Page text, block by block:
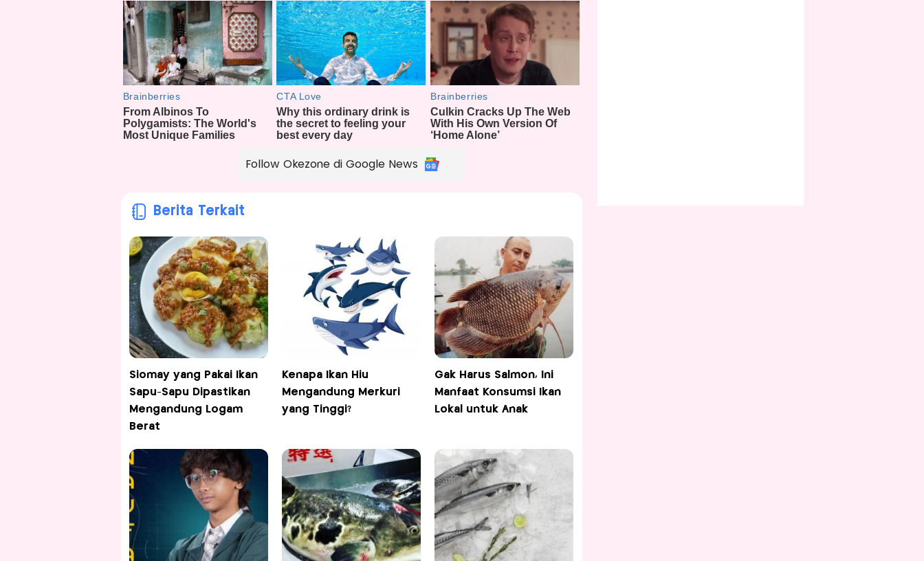
Follow Okezone di Google News
Berita Terkait
Siomay yang Pakai Ikan
Sapu-Sapu Dipastikan
Mengandung Logam
Berat
Kenapa Ikan Hiu
Mengandung Merkuri
yang Tinggi?
Gak Harus Salmon, Ini
Manfaat Konsumsi Ikan
Lokal untuk Anak